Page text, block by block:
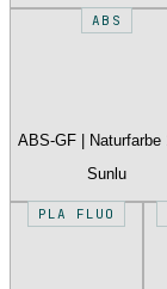
ABS
ABS-GF | Naturfarbe
Sunlu
PLA FLUO